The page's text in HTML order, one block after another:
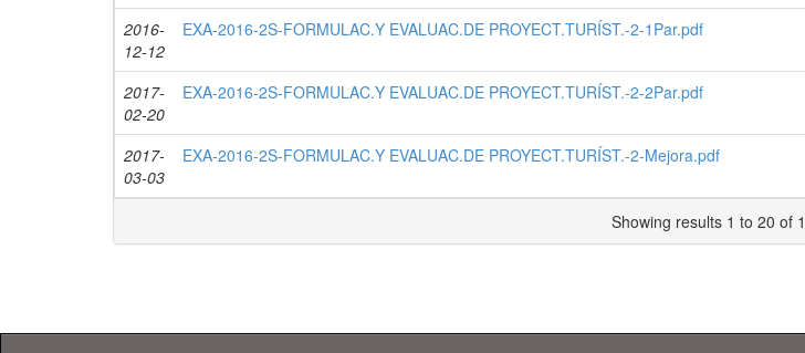
2016-
12-12
EXA-2016-2S-FORMULAC.Y EVALUAC.DE PROYECT.TURÍST.-2-1Par.pdf
2017-
02-20
EXA-2016-2S-FORMULAC.Y EVALUAC.DE PROYECT.TURÍST.-2-2Par.pdf
2017-
03-03
EXA-2016-2S-FORMULAC.Y EVALUAC.DE PROYECT.TURÍST.-2-Mejora.pdf
Showing results 1 to 20 of